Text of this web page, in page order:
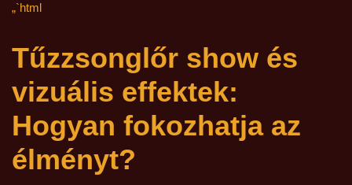
„`html
Tűzzsonglőr show és
vizuális effektek:
Hogyan fokozhatja az
élményt?